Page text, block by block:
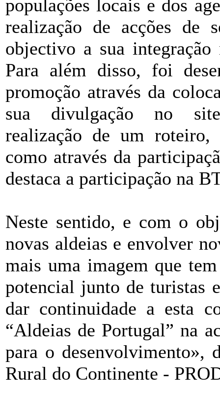
populações locais e dos
realização de acções de
objectivo a sua
Para além disso, foi
promoção através da
sua divulgação no
realização de um
como através da
destaca a participação na
Neste sentido, e com o
novas aldeias e envolver
mais uma imagem que
potencial junto de turistas
dar continuidade a esta
“Aldeias de Portugal” na
para o desenvolvimento»,
Rural do Continente -